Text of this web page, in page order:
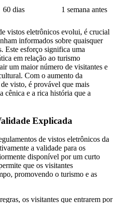
60 dias 1 semana antes
vistos eletrônicos evolui, é crucial
informados sobre quaisquer
Este esforço significa uma
em relação ao turismo
um maior número de visitantes e
Com o aumento da
visto, é provável que mais
cênica e a rica história que a
Explicada
de vistos eletrônicos da
a validade para os
disponível por um curto
que os visitantes
promovendo o turismo e as
os visitantes que entrarem por